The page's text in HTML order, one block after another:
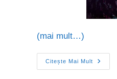
(mai mult…)
Citește Mai Mult